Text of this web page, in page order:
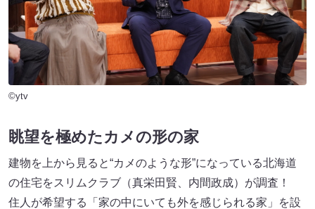
©ytv
眺望を極めたカメの形の家
建物を上から見ると“カメのような形”になっている北海道
の住宅をスリムクラブ（真栄田賢、内間政成）が調査！
住人が希望する「家の中にいても外を感じられる家」を設